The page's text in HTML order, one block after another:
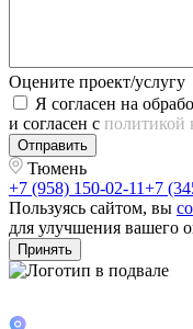
Оцените проект/услугу
Я согласен на
и согласен с политикой
Отправить
Тюмень
+7 (958) 150-02-11+7
Пользуясь сайтом, вы
для улучшения вашего
Принять